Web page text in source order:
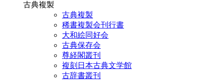
古典複製
古典複製
稀書複製会刊行書
大和絵同好会
古典保存会
尊経閣叢刊
複刻日本古典文学館
古辞書叢刊